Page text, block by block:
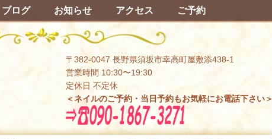
〒382-0047 長野県須坂市幸高町屋敷添438-1
営業時間 10:30〜19:30
定休日 不定休
＜ネイルのご予約・当日予約もお気軽にお電話下さい＞
ブログ お知らせ アクセス ご予約